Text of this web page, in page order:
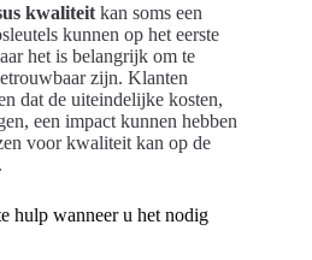
kwaliteit kan soms een
kunnen op het eerste
het is belangrijk om te
zijn. Klanten
dat de uiteindelijke kosten,
een impact kunnen hebben
voor kwaliteit kan op de
hulp wanneer u het nodig